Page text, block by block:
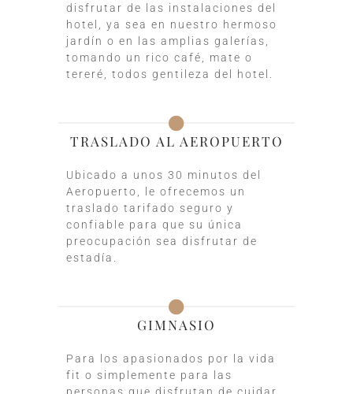
disfrutar de las instalaciones del
hotel, ya sea en nuestro hermoso
jardín o en las amplias galerías,
tomando un rico café, mate o
tereré, todos gentileza del hotel.
TRASLADO AL AEROPUERTO
Ubicado a unos 30 minutos del
Aeropuerto, le ofrecemos un
traslado tarifado seguro y
confiable para que su única
preocupación sea disfrutar de
estadía.
GIMNASIO
Para los apasionados por la vida
fit o simplemente para las